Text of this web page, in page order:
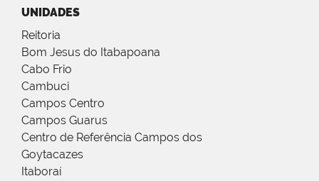
UNIDADES
Reitoria
Bom Jesus do Itabapoana
Cabo Frio
Cambuci
Campos Centro
Campos Guarus
Centro de Referência Campos dos
Goytacazes
Itaboraí